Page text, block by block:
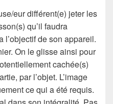
eur différent(e) jeter les
qu’il faudra
l’objectif de son appareil.
On le glisse ainsi pour
cachée(s)
par l’objet. L’image
ce qui a été requis.